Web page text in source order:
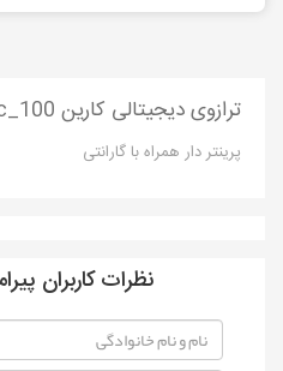
ترازوی دیجیتالی کارین Pc_100
پرینتر دار همراه با گارانتی
نظرات کاربران